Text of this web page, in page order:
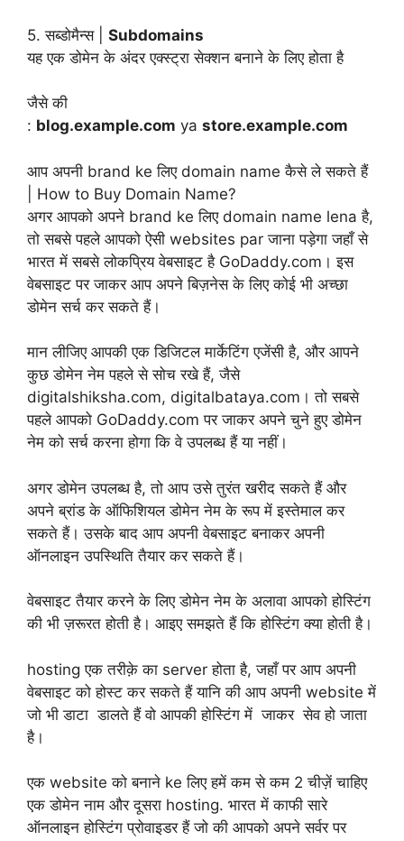
5. सब्डोमैन्स | Subdomains
यह एक डोमेन के अंदर एक्स्ट्रा सेक्शन बनाने के लिए होता है
जैसे की
: blog.example.com ya store.example.com
आप अपनी brand ke लिए domain name कैसे ले सकते हैं
| How to Buy Domain Name?
अगर आपको अपने brand ke लिए domain name lena है,
तो सबसे पहले आपको ऐसी websites par जाना पड़ेगा जहाँ से
भारत में सबसे लोकप्रिय वेबसाइट है GoDaddy.com। इस
वेबसाइट पर जाकर आप अपने बिज़नेस के लिए कोई भी अच्छा
डोमेन सर्च कर सकते हैं।
मान लीजिए आपकी एक डिजिटल मार्केटिंग एजेंसी है, और आपने
कुछ डोमेन नेम पहले से सोच रखे हैं, जैसे
digitalshiksha.com, digitalbataya.com। तो सबसे
पहले आपको GoDaddy.com पर जाकर अपने चुने हुए डोमेन
नेम को सर्च करना होगा कि वे उपलब्ध हैं या नहीं।
अगर डोमेन उपलब्ध है, तो आप उसे तुरंत खरीद सकते हैं और
अपने ब्रांड के ऑफिशियल डोमेन नेम के रूप में इस्तेमाल कर
सकते हैं। उसके बाद आप अपनी वेबसाइट बनाकर अपनी
ऑनलाइन उपस्थिति तैयार कर सकते हैं।
वेबसाइट तैयार करने के लिए डोमेन नेम के अलावा आपको होस्टिंग
की भी ज़रूरत होती है। आइए समझते हैं कि होस्टिंग क्या होती है।
hosting एक तरीक़े का server होता है, जहाँ पर आप अपनी
वेबसाइट को होस्ट कर सकते हैं यानि की आप अपनी website में
जो भी डाटा डालते हैं वो आपकी होस्टिंग में जाकर सेव हो जाता
है।
एक website को बनाने ke लिए हमें कम से कम 2 चीज़ें चाहिए
एक डोमेन नाम और दूसरा hosting. भारत में काफी सारे
ऑनलाइन होस्टिंग प्रोवाइडर हैं जो की आपको अपने सर्वर पर